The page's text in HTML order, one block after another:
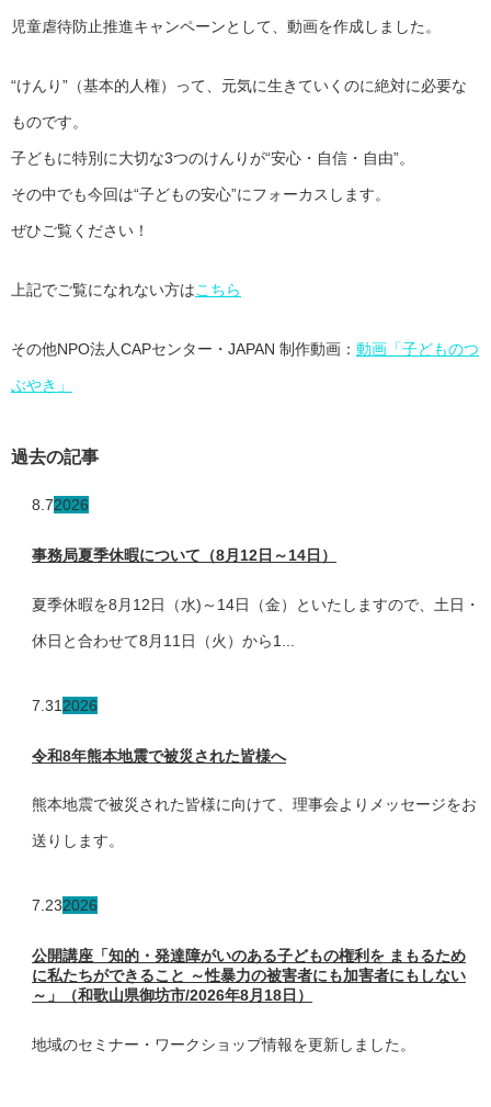
児童虐待防止推進キャンペーンとして、動画を作成しました。
“けんり”（基本的人権）って、元気に生きていくのに絶対に必要な
ものです。
子どもに特別に大切な3つのけんりが“安心・自信・自由”。
その中でも今回は“子どもの安心”にフォーカスします。
ぜひご覧ください！
上記でご覧になれない方はこちら
その他NPO法人CAPセンター・JAPAN 制作動画： 動画「子どものつ
ぶやき」
過去の記事
8.72026
事務局夏季休暇について（8月12日～14日）
夏季休暇を8月12日（水)～14日（金）といたしますので、土日・
休日と合わせて8月11日（火）から1...
7.31 2026
令和8年熊本地震で被災された皆様へ
熊本地震で被災された皆様に向けて、理事会よりメッセージをお
送りします。
7.232026
公開講座「知的・発達障がいのある子どもの権利を まもるため
に私たちができること ～性暴力の被害者にも加害者にもしない
～」（和歌山県御坊市/2026年8月18日）
地域のセミナー・ワークショップ情報を更新しました。